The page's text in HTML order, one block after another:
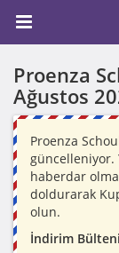
Proenza
Ağustos
Proenza
haberdar
doldurarak
olun.
İndirim